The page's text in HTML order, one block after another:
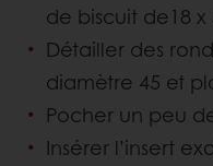
de biscuit de18 x
Détailler des
diamètre 45 et
Pocher un peu
Insérer l’insert